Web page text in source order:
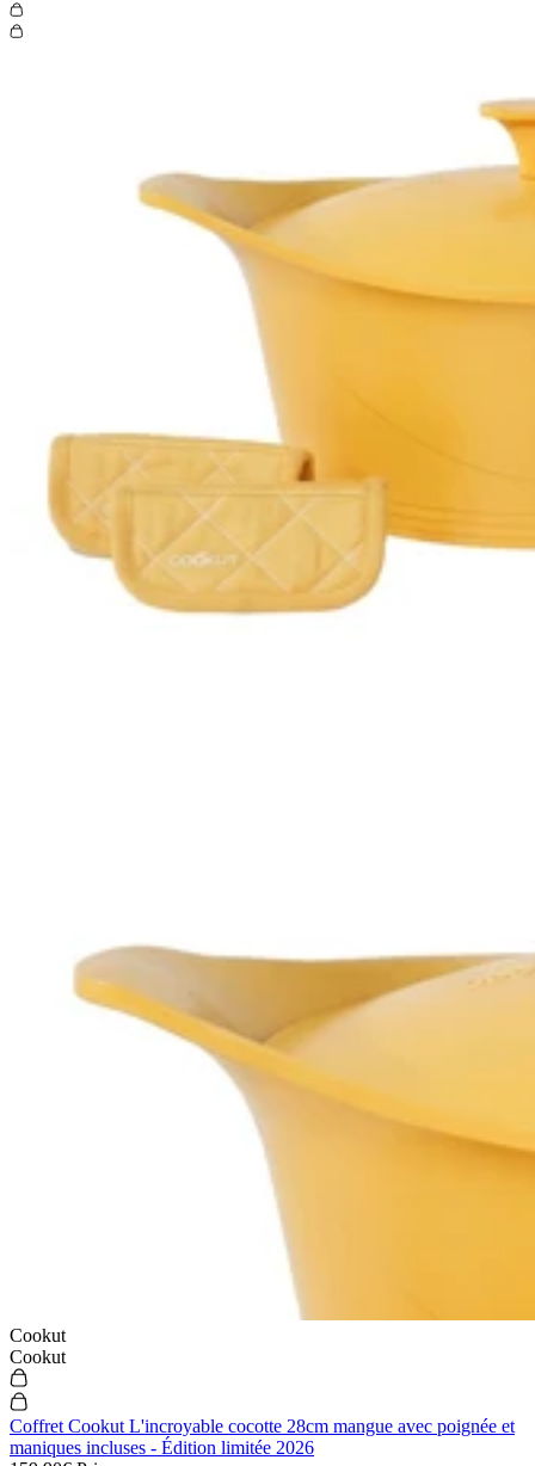
Cookut
Cookut
Coffret Cookut L'incroyable cocotte 28cm mangue avec poignée et
maniques incluses - Édition limitée 2026